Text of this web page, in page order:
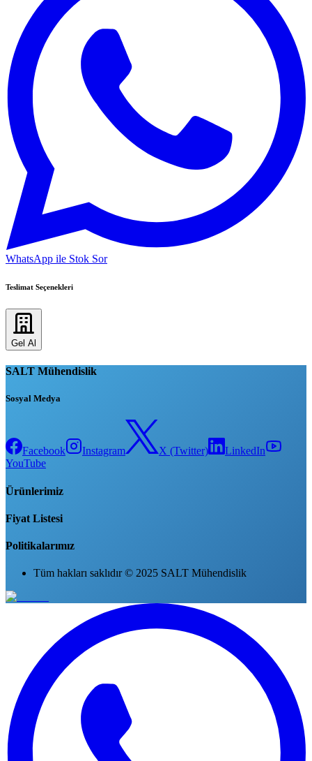
WhatsApp ile Stok Sor
Teslimat Seçenekleri
Gel Al
SALT Mühendislik
Sosyal Medya
Facebook Instagram X (Twitter)
LinkedIn
YouTube
Ürünlerimiz
Fiyat Listesi
Politikalarımız
Tüm hakları saklıdır © 2025 SALT Mühendislik